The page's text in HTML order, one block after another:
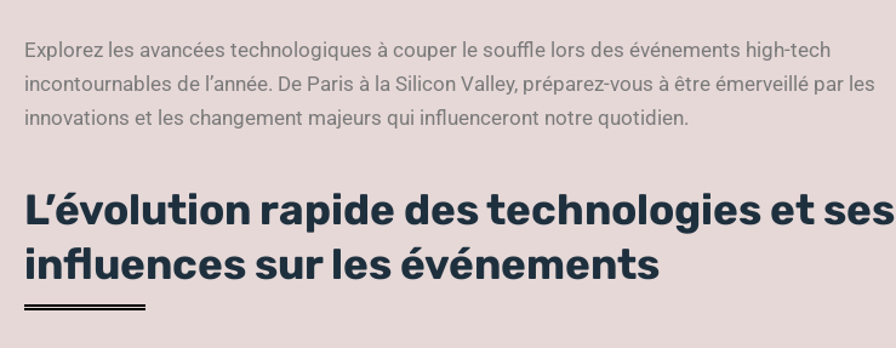
Explorez les avancées technologiques à couper le souffle lors des événements high-tech
incontournables de l’année. De Paris à la Silicon Valley, préparez-vous à être émerveillé par les
innovations et les changement majeurs qui influenceront notre quotidien.
L’évolution rapide des technologies et ses
influences sur les événements